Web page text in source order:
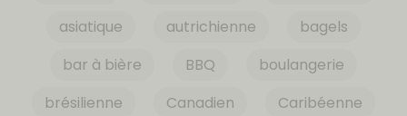
asiatique
autrichienne
bagels
bar à bière
BBQ
boulangerie
brésilienne
Canadien
Caribéenne